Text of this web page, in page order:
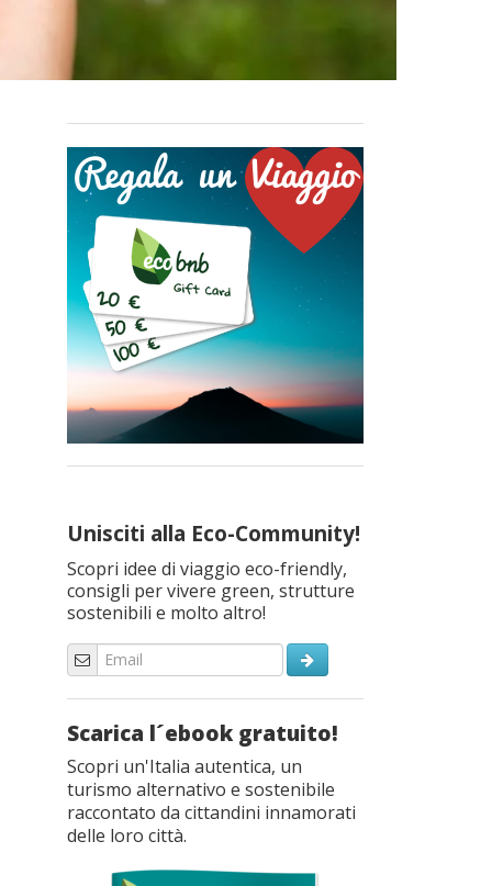
Unisciti alla Eco-Community!
Scopri idee di viaggio eco-friendly,
consigli per vivere green, strutture
sostenibili e molto altro!
Scarica l´ebook gratuito!
Scopri un'Italia autentica, un
turismo alternativo e sostenibile
raccontato da cittandini innamorati
delle loro città.